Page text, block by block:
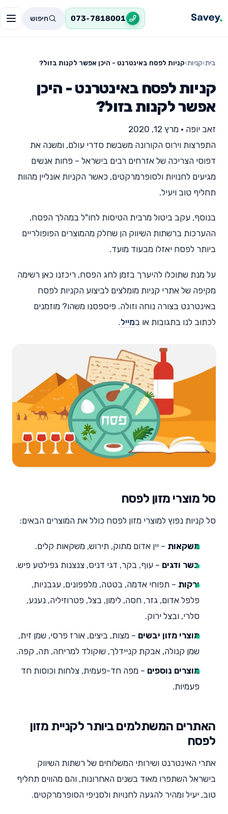
073-7818001 חיפוש
בית›קניות›קניות לפסח באינטרנט - היכן אפשר לקנות בזול?
קניות לפסח באינטרנט - היכן
אפשר לקנות בזול?
זאב יופה • מרץ 12, 2020
התפרצות וירוס הקורונה משבשת סדרי עולם, ומשנה את
דפוסי הצריכה של אזרחים רבים בישראל – פחות אנשים
מגיעים לחנויות ולסופרמרקטים, כאשר הקניות אונליין מהוות
תחליף טוב ויעיל.
בנוסף, עקב ביטול מרבית הטיסות לחו"ל במהלך הפסח,
ההערכות ברשתות השיווק הן שחלק מהמוצרים הפופולריים
ביותר לפסח יאזלו מבעוד מועד.
על מנת שתוכלו להיערך בזמן לחג הפסח, ריכזנו כאן רשימה
מקיפה של אתרי קניות מומלצים לביצוע הקניות לפסח
באינטרנט בצורה נוחה וזולה. פיספסנו משהו? מוזמנים
לכתוב לנו בתגובות או במייל.
סל מוצרי מזון לפסח
סל קניות נפוץ למוצרי מזון לפסח כולל את המוצרים הבאים:
משקאות – יין אדום מתוק, תירוש, משקאות קלים.
בשר ודגים – עוף, בקר, דגי דניס, צנצנות גפילטע פיש.
ירקות – תפוחי אדמה, בטטה, מלפפונים, עגבניות,
פלפל אדום, גזר, חסה, לימון, בצל, פטרוזיליה, נענע,
סלרי, ובצל ירוק.
מוצרי מזון יבשים – מצות, ביצים, אורז פרסי, שמן זית,
שמן קנולה, אבקת קניידלך, שוקולד למריחה, תה, קפה.
מוצרים נוספים – מפה חד-פעמית, צלחות וכוסות חד
פעמיות.
האתרים המשתלמים ביותר לקניית מזון
לפסח
אתרי האינטרנט ושירותי המשלוחים של רשתות השיווק
בישראל השתפרו מאוד בשנים האחרונות, והם מהווים תחליף
טוב, יעיל ומהיר להגעה לחנויות ולסניפי הסופרמרקטים.